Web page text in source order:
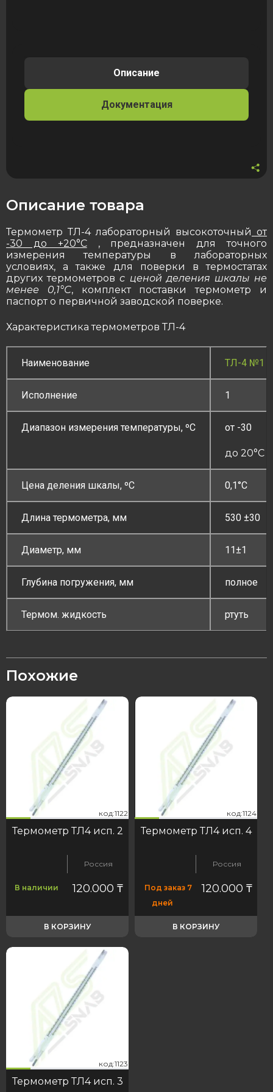
20°C
Описание
Документация
Описание товара
Термометр ТЛ-4лабораторный высокоточный от
-30 до +20°C, предназначен для точного
измерения температуры в лабораторных
условиях, а также для поверки в термостатах
других термометров с ценой деления шкалы не
менее 0,1°С, комплект поставки термометр и
паспорт о первичной заводской поверке.
Характеристика термометров ТЛ-4
Наименование ТЛ-4 №1
Исполнение 1
Диапазон измерения температуры, ºC от -30
до 20°C
Цена деления шкалы, ºC 0,1°С
Длина термометра, мм 530 ±30
Диаметр, мм 11±1
Глубина погружения, мм полное
Термом. жидкость ртуть
Похожие
код:1122 код:1122
Термометр ТЛ4 исп. 2
Россия
В наличии 120.000₸
В КОРЗИНУ
код:1124 код:1124
Термометр ТЛ4 исп. 4
Россия
Под заказ 7
дней
120.000 ₸
В КОРЗИНУ
код:1123
Термометр ТЛ4 исп. 3